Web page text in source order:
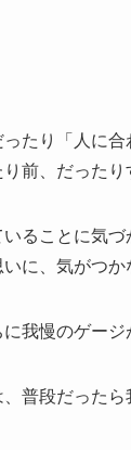
ったり「人に
り前、だった
ることに気づ
に、気がつ
我慢のゲー
、普段だった